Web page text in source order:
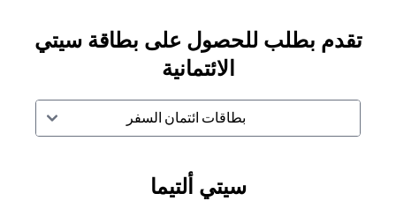
تقدم بطلب للحصول على بطاقة سيتي
الائتمانية
بطاقات ائتمان السفر
سيتي ألتيما